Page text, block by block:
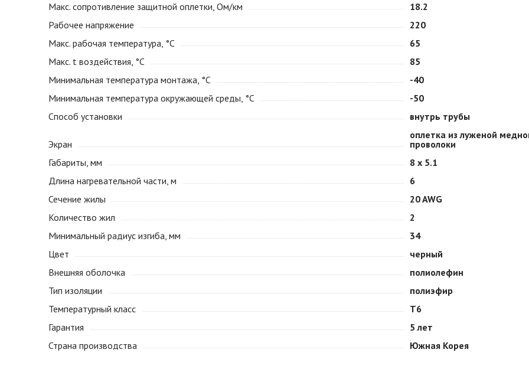
Макс. сопротивление защитной оплетки, Ом/км
18.2
Рабочее напряжение
220
Макс. рабочая температура, °С
65
Макс. t воздействия, °С
85
Минимальная температура монтажа, °С
-40
Минимальная температура окружающей среды, °С
-50
Способ установки
внутрь трубы
Экран
оплетка из луженой
проволоки
Габариты, мм
8 х 5.1
Длина нагревательной части, м
6
Сечение жилы
20 AWG
Количество жил
2
Минимальный радиус изгиба, мм
34
Цвет
черный
Внешняя оболочка
полиолефин
Тип изоляции
полиэфир
Температурный класс
Т6
Гарантия
5 лет
Страна производства
Южная Корея